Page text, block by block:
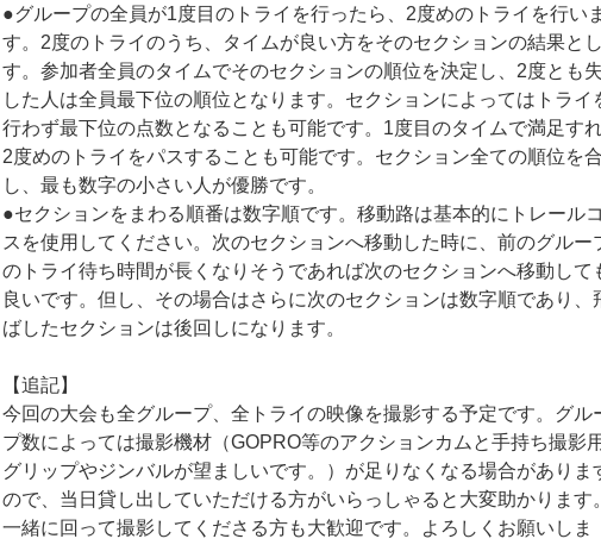
●グループの全員が1度目のトライを行ったら、2度めのトライを行いま
す。2度のトライのうち、タイムが良い方をそのセクションの結果と
す。参加者全員のタイムでそのセクションの順位を決定し、2度とも
した人は全員最下位の順位となります。セクションによってはトライ
行わず最下位の点数となることも可能です。1度目のタイムで満足す
2度めのトライをパスすることも可能です。セクション全ての順位を
し、最も数字の小さい人が優勝です。
●セクションをまわる順番は数字順です。移動路は基本的にトレール
スを使用してください。次のセクションへ移動した時に、前のグルー
のトライ待ち時間が長くなりそうであれば次のセクションへ移動して
良いです。但し、その場合はさらに次のセクションは数字順であり、
ばしたセクションは後回しになります。
【追記】
今回の大会も全グループ、全トライの映像を撮影する予定です。グル
プ数によっては撮影機材（GOPRO等のアクションカムと手持ち撮影
グリップやジンバルが望ましいです。）が足りなくなる場合がありま
ので、当日貸し出していただける方がいらっしゃると大変助かります。
一緒に回って撮影してくださる方も大歓迎です。よろしくお願いしま